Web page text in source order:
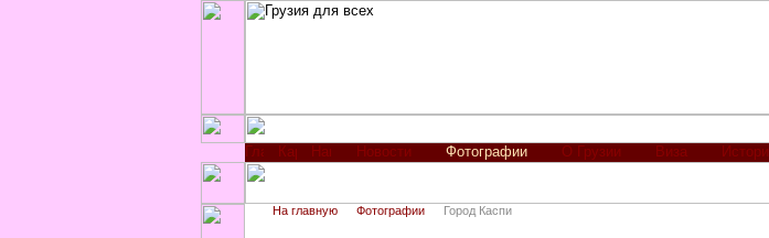
Новости Фотографии О Грузии Виза
На главную Фотографии Город Каспи